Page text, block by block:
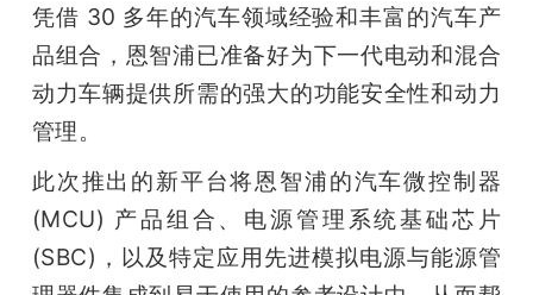
凭借 30 多年的汽车领域经验和丰富的汽车产
品组合，恩智浦已准备好为下一代电动和混合
动力车辆提供所需的强大的功能安全性和动力
管理。
此次推出的新平台将恩智浦的汽车微控制器
(MCU) 产品组合、电源管理系统基础芯片
(SBC)，以及特定应用先进模拟电源与能源管